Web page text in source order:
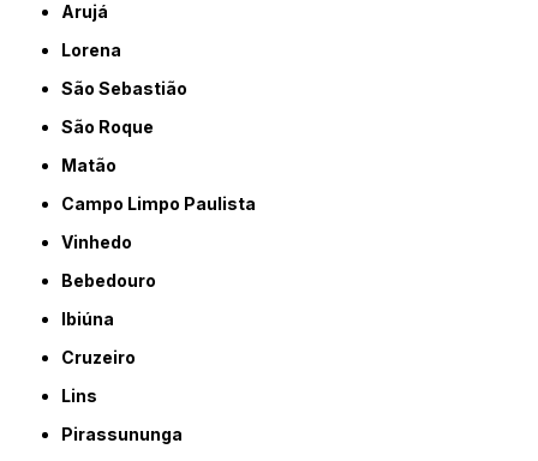
Arujá
Lorena
São Sebastião
São Roque
Matão
Campo Limpo Paulista
Vinhedo
Bebedouro
Ibiúna
Cruzeiro
Lins
Pirassununga